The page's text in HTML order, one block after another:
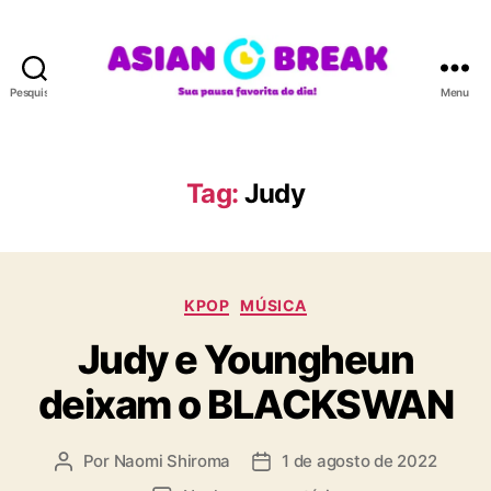
Pesquisar
A
N
R
A
Menu
Tag: Judy
C
t
e
o
KPOP MÚSICA
Judy e Youngheun
deixam o BLACKSWAN
A Por Naomi Shiroma
D 1 de agosto de 2022